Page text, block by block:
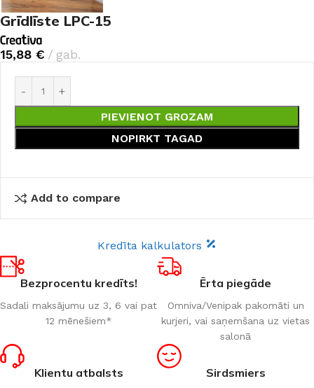
Grīdlīste LPC-15
15,88 € gab.
PIEVIENOT GROZAM
NOPIRKT TAGAD
Add to compare
Kredīta kalkulators
Bezprocentu kredīts!
Sadali maksājumu uz 3, 6 vai pat
12 mēnešiem*
Ērta piegāde
Omniva/Venipak pakomāti un
kurjeri, vai saņemšana uz vietas
salonā
Klientu atbalsts Sirdsmiers